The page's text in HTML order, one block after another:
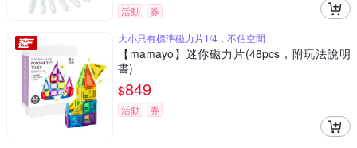
活動
券
大小只有標準磁力片1/4，不佔空間
【mamayo】迷你磁力片(48pcs，附玩法說明
書)
$849
活動 券